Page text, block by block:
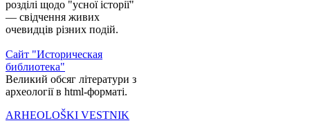
розділі щодо "усної історії"
— свідчення живих
очевидців різних подій.
Сайт "Историческая
библиотека"
Великий обсяг літератури з
археології в html-форматі.
ARHEOLOŠKI VESTNIK